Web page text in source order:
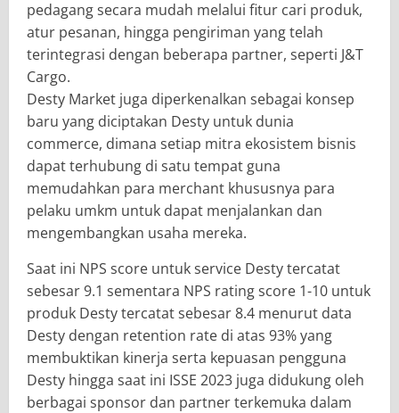
pedagang secara mudah melalui fitur cari produk,
atur pesanan, hingga pengiriman yang telah
terintegrasi dengan beberapa partner, seperti J&T
Cargo.
Desty Market juga diperkenalkan sebagai konsep
baru yang diciptakan Desty untuk dunia
commerce, dimana setiap mitra ekosistem bisnis
dapat terhubung di satu tempat guna
memudahkan para merchant khususnya para
pelaku umkm untuk dapat menjalankan dan
mengembangkan usaha mereka.
Saat ini NPS score untuk service Desty tercatat
sebesar 9.1 sementara NPS rating score 1-10 untuk
produk Desty tercatat sebesar 8.4 menurut data
Desty dengan retention rate di atas 93% yang
membuktikan kinerja serta kepuasan pengguna
Desty hingga saat ini ISSE 2023 juga didukung oleh
berbagai sponsor dan partner terkemuka dalam